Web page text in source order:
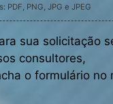
PDF, PNG, JPG e JPEG
sua solicitação
consultores,
o formulário no